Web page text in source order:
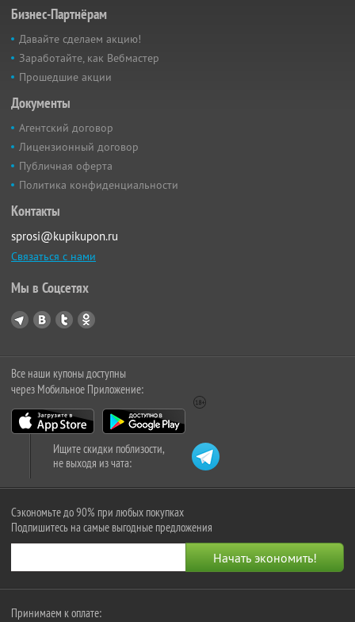
Бизнес-Партнёрам
Давайте сделаем акцию!
Заработайте, как Вебмастер
Прошедшие акции
Документы
Агентский договор
Лицензионный договор
Публичная оферта
Политика конфиденциальности
Контакты
sprosi@kupikupon.ru
Связаться с нами
Мы в Соцсетях
Все наши купоны доступны
через Мобильное Приложение:
Ищите скидки поблизости,
не выходя из чата:
Сэкономьте до 90% при любых покупках
Подпишитесь на самые выгодные предложения
Принимаем к оплате: